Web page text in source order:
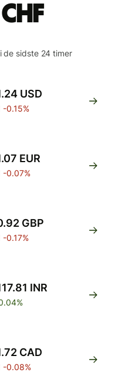
sidste 24 timer
USD
-0.15%
EUR
-0.07%
GBP
-0.17%
INR
CAD
-0.08%